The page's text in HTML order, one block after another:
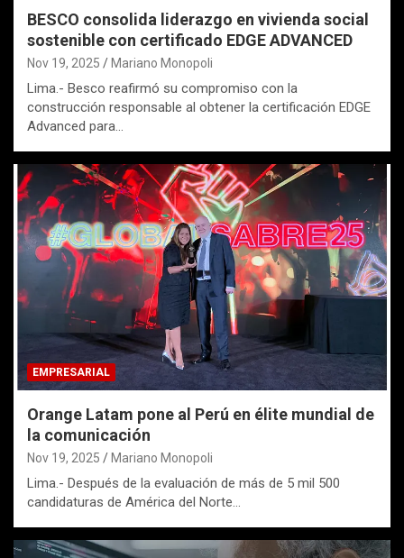
BESCO consolida liderazgo en vivienda social
sostenible con certificado EDGE ADVANCED
Nov 19, 2025 Mariano Monopoli
Lima.- Besco reafirmó su compromiso con la
construcción responsable al obtener la certificación EDGE
Advanced para…
EMPRESARIAL
Orange Latam pone al Perú en élite mundial de
la comunicación
Nov 19, 2025 Mariano Monopoli
Lima.- Después de la evaluación de más de 5 mil 500
candidaturas de América del Norte…